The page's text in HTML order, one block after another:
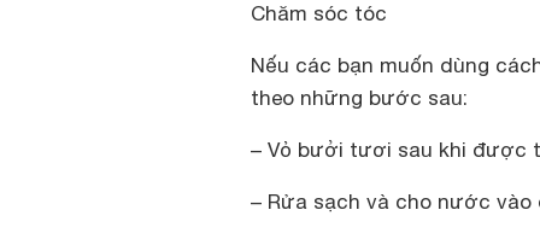
Chăm sóc tóc
Nếu các bạn muốn dùng
theo những bước sau:
– Vỏ bưởi tươi sau khi được
– Rửa sạch và cho nước vào